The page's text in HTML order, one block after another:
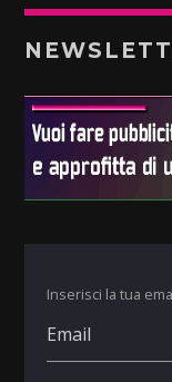
Inserisci la tua